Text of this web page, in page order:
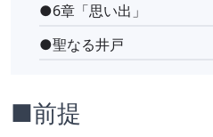
●6章「思い出」
●聖なる井戸
■前提